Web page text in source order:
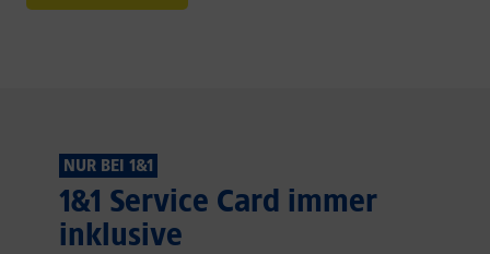
NUR BEI 1&1
1&1 Service Card immer
inklusive